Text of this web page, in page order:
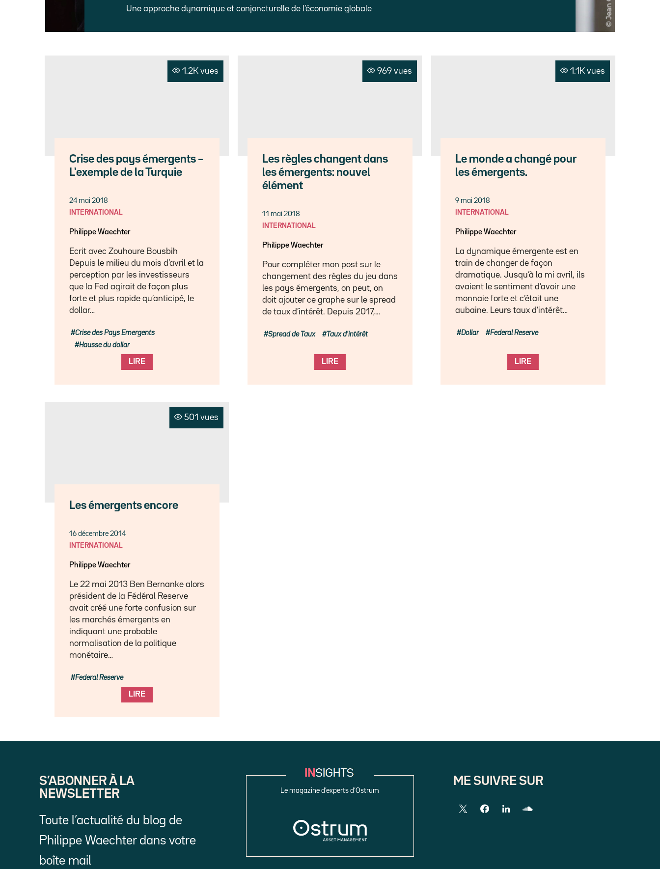
Une approche dynamique et conjoncturelle de l’économie globale
1.2K vues
Crise des pays émergents –
L'exemple de la Turquie
24 mai 2018
INTERNATIONAL
Philippe Waechter
Ecrit avec Zouhoure Bousbih
Depuis le milieu du mois d’avril et la
perception par les investisseurs
que la Fed agirait de façon plus
forte et plus rapide qu’anticipé, le
dollar…
LIRE
Crise des Pays Emergents
Hausse du dollar
969 vues
Les règles changent dans
les émergents: nouvel
élément
11 mai 2018
INTERNATIONAL
Philippe Waechter
Pour compléter mon post sur le
changement des règles du jeu dans
les pays émergents, on peut, on
doit ajouter ce graphe sur le spread
de taux d’intérêt. Depuis 2017,…
LIRE
Spread de Taux Taux d'intérêt
1.1K vues
Le monde a changé pour
les émergents.
9 mai 2018
INTERNATIONAL
Philippe Waechter
La dynamique émergente est en
train de changer de façon
dramatique. Jusqu’à la mi avril, ils
avaient le sentiment d’avoir une
monnaie forte et c’était une
aubaine. Leurs taux d’intérêt…
LIRE
Dollar Federal Reserve
501 vues
Les émergents encore
16 décembre 2014
INTERNATIONAL
Philippe Waechter
Le 22 mai 2013 Ben Bernanke alors
président de la Fédéral Reserve
avait créé une forte confusion sur
les marchés émergents en
indiquant une probable
normalisation de la politique
monétaire…
LIRE
Federal Reserve
S’ABONNER À LA
NEWSLETTER
Toute l’actualité du blog de
Philippe Waechter dans votre
boîte mail
Le magazine d’experts d’Ostrum
ME SUIVRE SUR